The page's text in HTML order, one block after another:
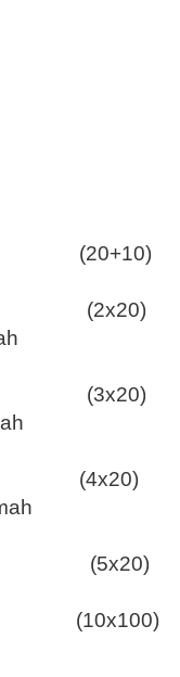
(20+10)
(2x20)
(3x20)
(4x20)
(5x20)
(10x100)